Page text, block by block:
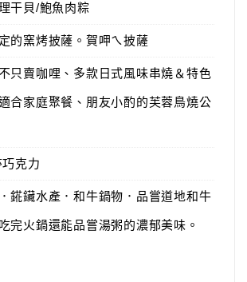
干貝/鮑魚肉粽
的窯烤披薩。賀呷ㄟ披薩
只賣咖哩、多款日式風味串燒＆特色
合家庭聚餐、朋友小酌的芙蓉鳥燒公
克力
錵鑶水產．和牛鍋物．品嘗道地和牛
完火鍋還能品嘗湯粥的濃郁美味。